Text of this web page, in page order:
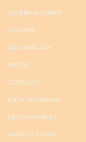
CELEBRACIONES
GLOBOS
DECORACIÓN
BAZAR
COTILLÓN
IDEAL SOUVENIR
DESCARTABLES
PARA LA TORTA